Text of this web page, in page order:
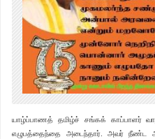
யாழ்ப்பாணத் தமிழ்ச் சங்கக் காப்பாளர்
எழுபத்தைந்தை அடைந்தார். அவர் நீண்ட